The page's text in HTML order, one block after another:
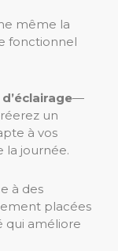
même la
fonctionnel
—
un
à vos
la journée.
à des
placées
qui améliore